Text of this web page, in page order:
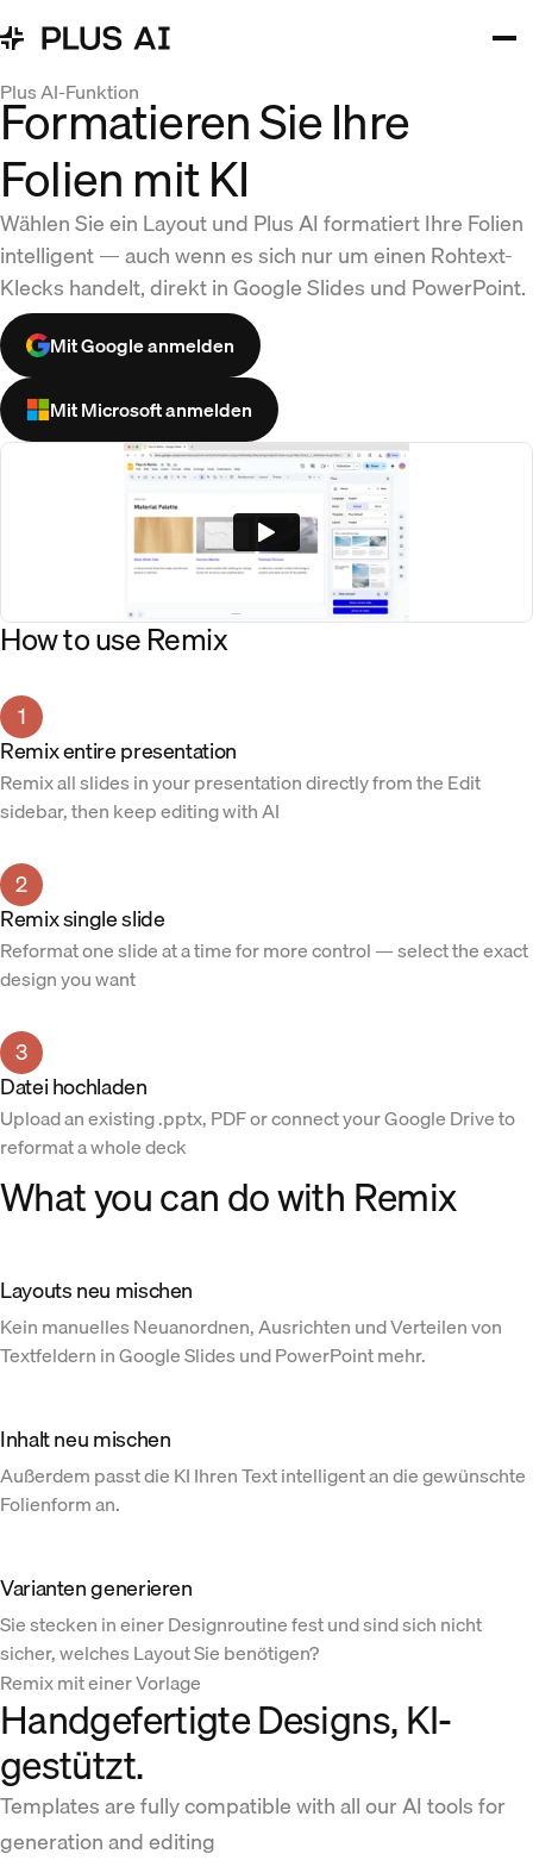
Plus AI-Funktion
Formatieren Sie Ihre
Folien mit KI
Wählen Sie ein Layout und Plus AI formatiert Ihre Folien
intelligent — auch wenn es sich nur um einen Rohtext-
Klecks handelt, direkt in Google Slides und PowerPoint.
Mit Google anmelden
Mit Microsoft anmelden
How to use Remix
1
Remix entire presentation
Remix all slides in your presentation directly from the Edit
sidebar, then keep editing with AI
2
Remix single slide
Reformat one slide at a time for more control — select the exact
design you want
3
Datei hochladen
Upload an existing .pptx, PDF or connect your Google Drive to
reformat a whole deck
What you can do with Remix
Layouts neu mischen
Kein manuelles Neuanordnen, Ausrichten und Verteilen von
Textfeldern in Google Slides und PowerPoint mehr.
Inhalt neu mischen
Außerdem passt die KI Ihren Text intelligent an die gewünschte
Folienform an.
Varianten generieren
Sie stecken in einer Designroutine fest und sind sich nicht
sicher, welches Layout Sie benötigen?
Remix mit einer Vorlage
Handgefertigte Designs, KI-
gestützt.
Templates are fully compatible with all our AI tools for
generation and editing